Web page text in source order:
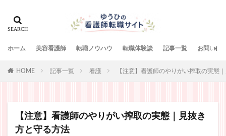
ホーム 美容看護師 転職ノウハウ 転職体験談 記事一覧 お問い合
HOME 記事一覧 看護 【注意】看護師のやりがい搾取の実態
【注意】看護師のやりがい搾取の実態｜見抜き
方と守る方法